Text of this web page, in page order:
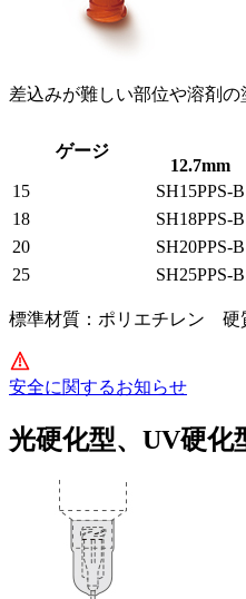
差込みが難しい部位や溶剤
ゲージ
12.7mm
15
SH15PPS-B
18
SH18PPS-B
20
SH20PPS-B
25
SH25PPS-B
標準材質：ポリエチレン 硬
安全に関するお知らせ
光硬化型、UV硬